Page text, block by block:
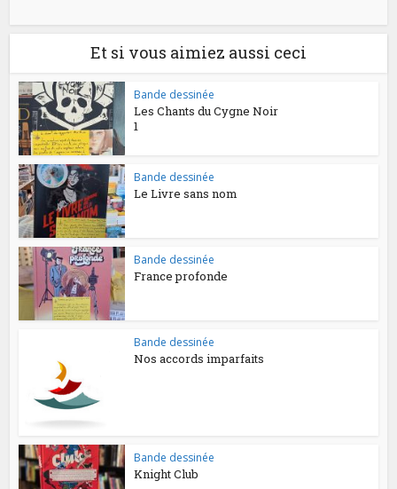
Et si vous aimiez aussi ceci
Bande dessinée
Les Chants du Cygne Noir
1
Bande dessinée
Le Livre sans nom
Bande dessinée
France profonde
Bande dessinée
Nos accords imparfaits
Bande dessinée
Knight Club